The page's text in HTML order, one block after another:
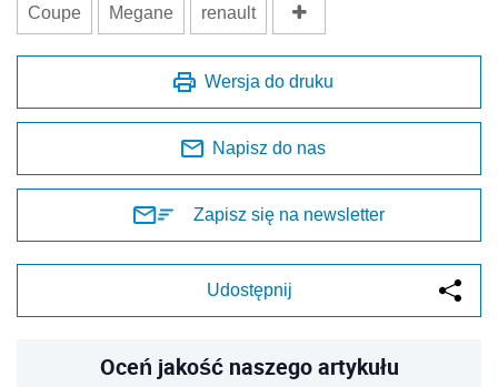
Coupe Megane renault
Wersja do druku
Napisz do nas
Zapisz się na newsletter
Udostępnij
Oceń jakość naszego artykułu